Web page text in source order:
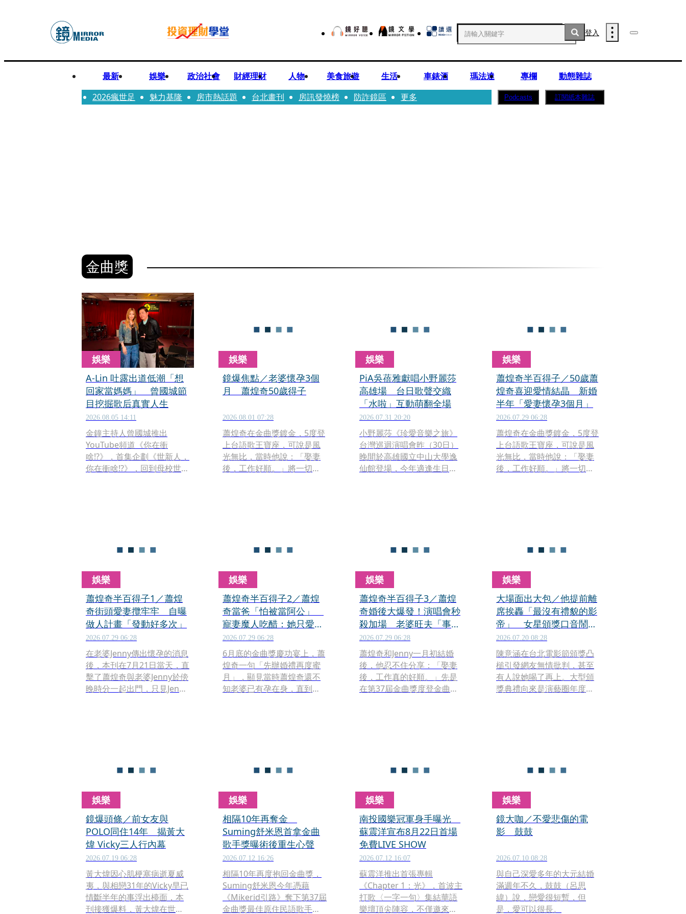
登入
最新 娛樂 政治社會 財經理財 人物 美食旅遊 生活 車錶酒 瑪法達 專欄
動態雜誌
2026瘋世足
魅力基隆 房市熱話題 台北畫刊 房訊發燒榜 防詐鏡區 更多 Podcasts 訂閱紙本雜誌
金曲獎
娛樂
A-Lin 吐露出道低潮「想
回家當媽媽」 曾國城節
目挖掘歌后真實人生
2026.08.05 14:11
金鐘主持人曾國城推出
YouTube頻道《你在衝
啥!?》，首集企劃《世新人，
你在衝啥!?》，回到母校世新
舞台與人生。
娛樂
鏡爆焦點／老婆懷孕3個
月 蕭煌奇50歲得子
2026.08.01 07:28
蕭煌奇在金曲獎鍍金，5度登
上台語歌王寶座，可說是風
光無比，當時他說：「娶妻
後，工作好順。」將一切功
娛樂
PiA吳蓓雅獻唱小野麗莎
高雄場 台日歌聲交織
「水啦」互動萌翻全場
2026.07.31 20:20
小野麗莎《珍愛音樂之旅》
台灣巡迴演唱會昨（30日）
晚間於高雄國立中山大學逸
仙館登場，今年適逢生日週
台語交流，PiA教小野麗莎學
場笑聲與掌聲不斷。
娛樂
蕭煌奇半百得子／50歲蕭
煌奇喜迎愛情結晶 新婚
半年「愛妻懷孕3個月」
2026.07.29 06:28
蕭煌奇在金曲獎鍍金，5度登
上台語歌王寶座，可說是風
光無比，當時他說：「娶妻
後，工作好順。」將一切功
娛樂
蕭煌奇半百得子1／蕭煌
奇街頭愛妻攬牢牢 自曝
做人計畫「發動好多次」
2026.07.29 06:28
在老婆Jenny傳出懷孕的消息
後，本刊在7月21日當天，直
擊了蕭煌奇與老婆Jenny於傍
晚時分一起出門，只見Jenny
娛樂
蕭煌奇半百得子2／蕭煌
奇當爸「怕被當阿公」
寵妻魔人吃醋：她只愛別
的男人
2026.07.29 06:28
6月底的金曲獎慶功宴上，蕭
煌奇一句「先辦婚禮再度蜜
月」，顯見當時蕭煌奇還不
知老婆已有孕在身，直到近
成「阿公」對待。
娛樂
蕭煌奇半百得子3／蕭煌
奇婚後大爆發！演唱會秒
殺加場 老婆旺夫「事業
開掛」
2026.07.29 06:28
蕭煌奇和Jenny一月初結婚
後，他忍不住分享：「娶妻
後，工作真的好順。」先是
在第37屆金曲獎度登金曲台
得很辛苦，我想除了老婆幫
力。」
娛樂
大場面出大包／他提前離
席挨轟「最沒有禮貌的影
帝」 女星頒獎口音鬧烏
龍
2026.07.20 08:28
陳意涵在台北電影節頒獎凸
槌引發網友無情批判，甚至
有人說她喝了再上。大型頒
獎典禮向來是演藝圈年度盛
藍正龍頒獎脫口而出一句
因口音問題鬧出烏龍，都曾
在典禮史上留下令人印象深
刻的出包瞬間。
娛樂
鏡爆頭條／前女友與
POLO同住14年 揭黃大
煒 Vicky三人行內幕
2026.07.19 06:28
黃大煒因心肌梗塞病逝夏威
夷，與相戀31年的Vicky早已
情斷半年的事浮出檯面，本
刊接獲爆料，黃大煒在世期
娛樂
相隔10年再奪金
Suming舒米恩首拿金曲
歌手獎曝術後重生心聲
2026.07.12 16:26
相隔10年再度抱回金曲獎，
Suming舒米恩今年憑藉
《Mikerid引路》奪下第37屆
金曲獎最佳原住民語歌手
娛樂
南投國樂冠軍身手曝光
蘇震洋宣布8月22日首場
免費LIVE SHOW
2026.07.12 16:07
蘇震洋推出首張專輯
《Chapter 1：光》，首波主
打歌〈一字一句〉集結華語
樂壇頂尖陣容，不僅邀來
娛樂
鏡大咖／不愛悲傷的電
影 鼓鼓
2026.07.10 08:28
與自己深愛多年的大元結婚
滿週年不久，鼓鼓（呂思
緯）說，戀愛很短暫，但
是，愛可以很長。